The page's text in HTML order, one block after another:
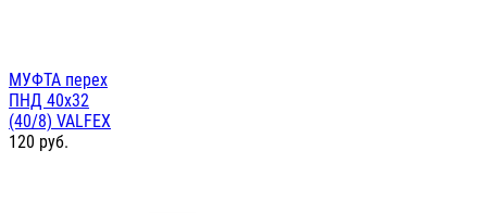
МУФТА перех
ПНД 40х32
(40/8) VALFEX
120 руб.